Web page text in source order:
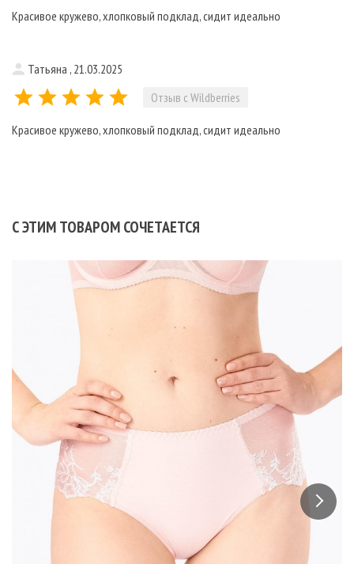
Красивое кружево, хлопковый подклад, сидит идеально
Татьяна , 21.03.2025
Отзыв с Wildberries
Красивое кружево, хлопковый подклад, сидит идеально
С ЭТИМ ТОВАРОМ СОЧЕТАЕТСЯ